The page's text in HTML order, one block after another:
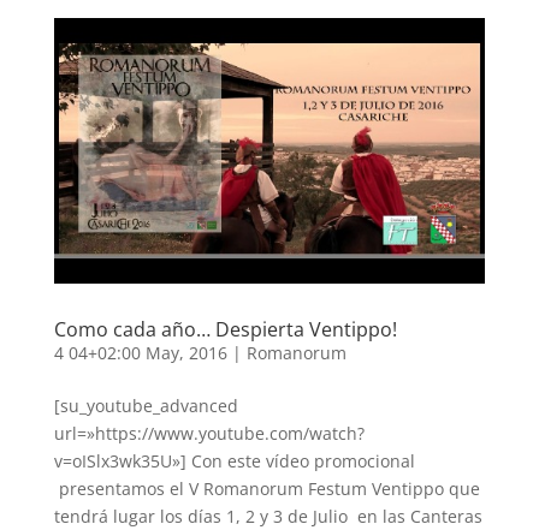
Como cada año… Despierta Ventippo!
4 04+02:00 May, 2016| Romanorum
[su_youtube_advanced
url=»https://www.youtube.com/watch?
v=oISlx3wk35U»] Con este vídeo promocional
presentamos el V Romanorum Festum Ventippo que
tendrá lugar los días 1, 2 y 3 de Julio en las Canteras